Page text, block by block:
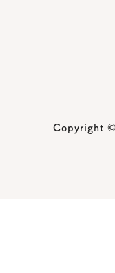
Copyright